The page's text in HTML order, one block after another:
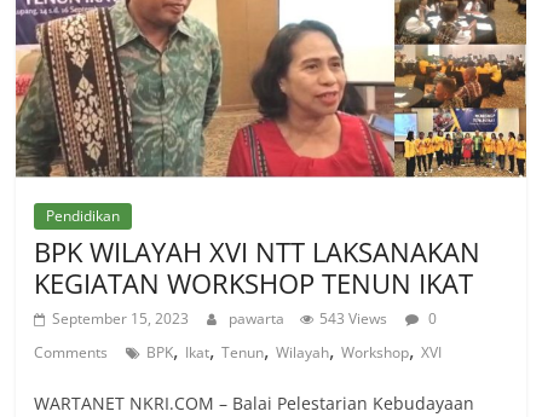
Pendidikan
BPK WILAYAH XVI NTT LAKSANAKAN
KEGIATAN WORKSHOP TENUN IKAT
September 15, 2023 pawarta 543 Views
0
Comments
BPK, Ikat,Tenun,Wilayah,Workshop,XVI
WARTANET NKRI.COM – Balai Pelestarian Kebudayaan